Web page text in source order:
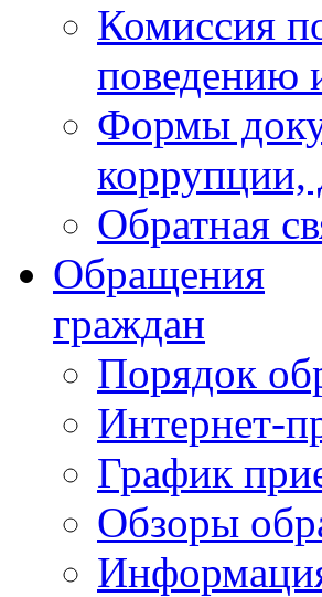
Комиссия
поведению
Формы
коррупции,
Обратная
Обращения
граждан
Порядок
Интернет-
График
Обзоры